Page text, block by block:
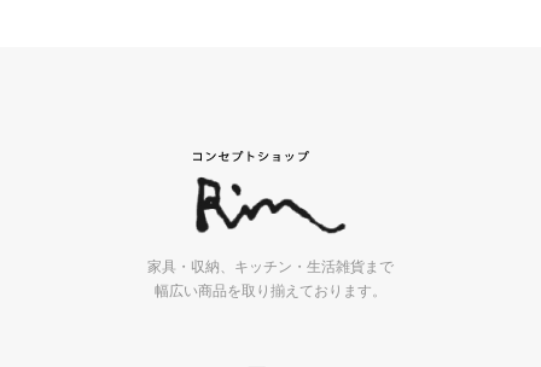
家具・収納、キッチン・生活雑貨まで
幅広い商品を取り揃えております。